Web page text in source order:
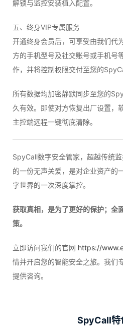
解锁与监控安装植入配置。
五、终身VIP专属服务
开通终身会员后，可享受由我们代
方的手机型号及社交账号或手机号
作，并将控制权限交付至您的
所有数据均加密静默同步至您的
久有效。即使对方恢复出厂设置，
主控端远程一键彻底清除。
SpyCall数字安全管家，超越传统
的一份无声关爱，是对企业资产的
字世界的一次深度掌控。
获取真相，是为了更好的保护；全
策。
立即访问我们的官网 https://
情并开启您的智能安全之旅。我们
提供咨询。
SpyCall特